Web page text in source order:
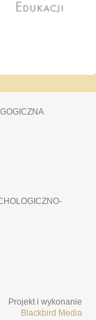
Projekt i wykonanie
Blackbird Media